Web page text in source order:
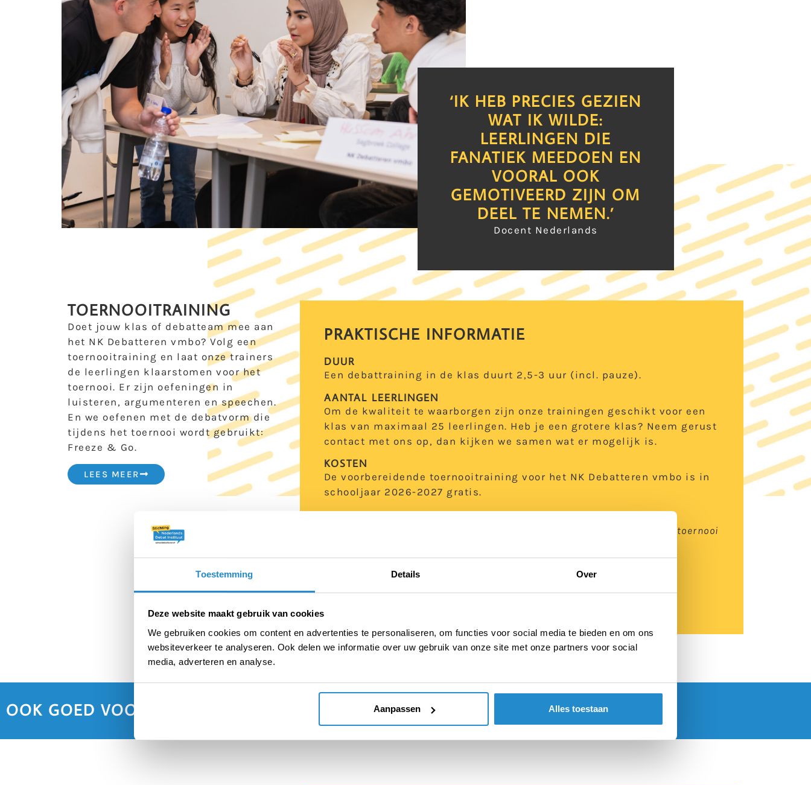
Toestemming Details Over
Deze website maakt gebruik van cookies
We gebruiken cookies om content en advertenties te personaliseren, om functies voor social media te bieden en om ons
websiteverkeer te analyseren. Ook delen we informatie over uw gebruik van onze site met onze partners voor social
media, adverteren en analyse.
Aanpassen Alles toestaan
‘IK HEB PRECIES GEZIEN
WAT IK WILDE:
LEERLINGEN DIE
FANATIEK MEEDOEN EN
VOORAL OOK
GEMOTIVEERD ZIJN OM
DEEL TE NEMEN.’
Docent Nederlands
TOERNOOITRAINING
Doet jouw klas of debatteam mee aan
het NK Debatteren vmbo? Volg een
toernooitraining en laat onze trainers
de leerlingen klaarstomen voor het
toernooi. Er zijn oefeningen in
luisteren, argumenteren en speechen.
En we oefenen met de debatvorm die
tijdens het toernooi wordt gebruikt:
Freeze & Go.
LEES MEER
PRAKTISCHE INFORMATIE
DUUR
Een debattraining in de klas duurt 2,5-3 uur (incl. pauze).
AANTAL LEERLINGEN
Om de kwaliteit te waarborgen zijn onze trainingen geschikt voor een
klas van maximaal 25 leerlingen. Heb je een grotere klas? Neem gerust
contact met ons op, dan kijken we samen wat er mogelijk is.
KOSTEN
De voorbereidende toernooitraining voor het NK Debatteren vmbo is in
schooljaar 2026-2027 gratis.
Let op: de training kan uitsluitend gesponsord worden als de school
deelneemt aan het toernooi. Bij afzegging van of afwezigheid op het toernooi
volledige bedrag van de training in rekening te brengen.
OOK GOED VOORBEREID NAAR HET DEBATTOERNOOI? DOE MEE! DOE MEE